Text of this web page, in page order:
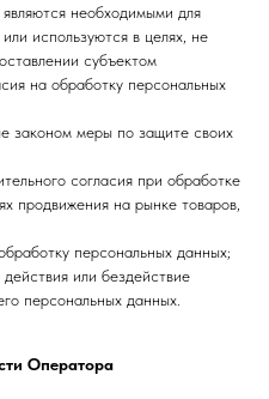
необходимыми для
используются в целях, не
субъектом
на обработку персональных
законом меры по защите своих
согласия при обработке
продвижения на рынке товаров,
персональных данных;
или бездействие
персональных данных.
Оператора